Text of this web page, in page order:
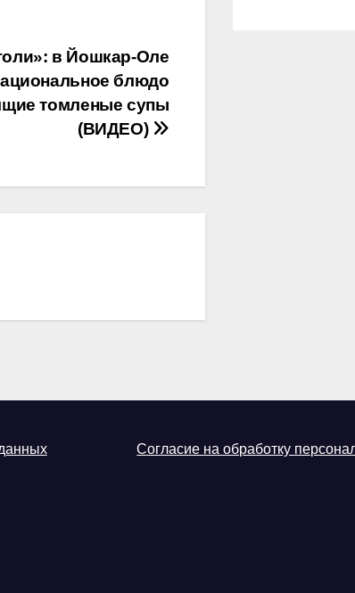
в Йошкар-Оле
блюдо
томленые супы
(ВИДЕО)
Согласие на обработку